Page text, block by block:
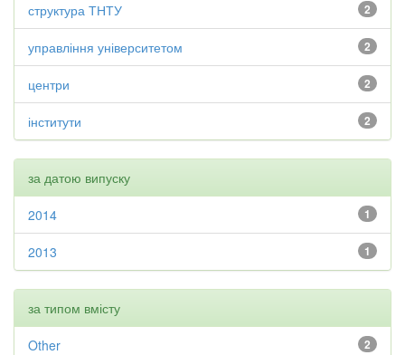
2
структура ТНТУ
2
управління університетом
2
центри
2
інститути
за датою випуску
1
2014
1
2013
за типом вмісту
2
Other